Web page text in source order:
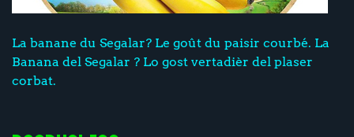
La banane du Segalar? Le goût du paisir courbé. La
Banana del Segalar ? Lo gost vertadièr del plaser
corbat.